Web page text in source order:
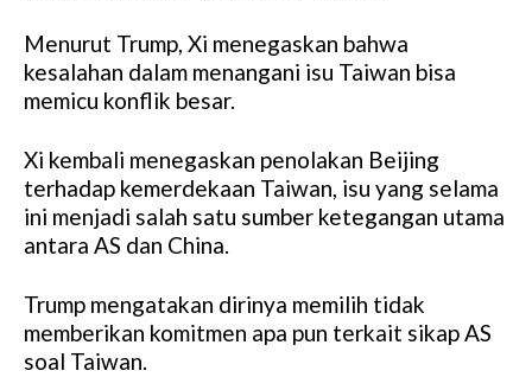
Menurut Trump, Xi menegaskan bahwa
kesalahan dalam menangani isu Taiwan bisa
memicu konflik besar.
Xi kembali menegaskan penolakan Beijing
terhadap kemerdekaan Taiwan, isu yang selama
ini menjadi salah satu sumber ketegangan utama
antara AS dan China.
Trump mengatakan dirinya memilih tidak
memberikan komitmen apa pun terkait sikap AS
soal Taiwan.